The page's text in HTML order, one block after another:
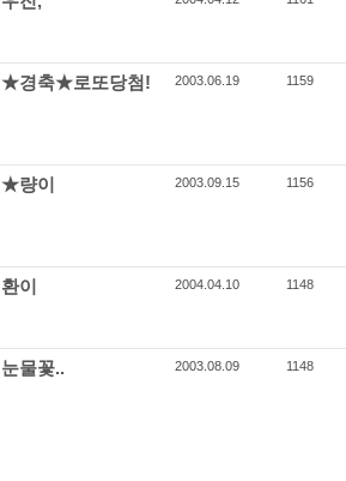
★경축★로또당첨! 2003.06.19 1159
★량이 2003.09.15 1156
환이 2004.04.10 1148
눈물꽃.. 2003.08.09 1148